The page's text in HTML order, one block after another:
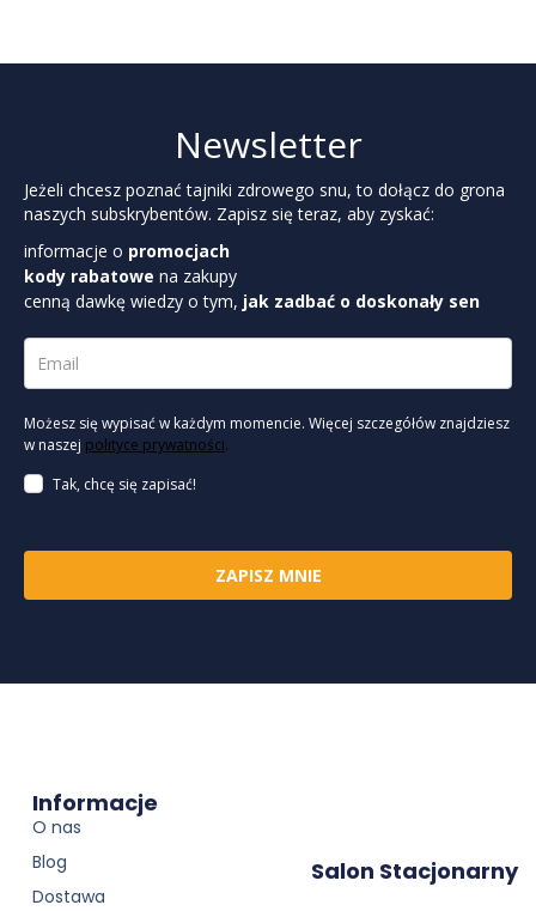
Newsletter
Jeżeli chcesz poznać tajniki zdrowego snu, to dołącz do grona
naszych subskrybentów. Zapisz się teraz, aby zyskać:
informacje o promocjach
kody rabatowe na zakupy
cenną dawkę wiedzy o tym, jak zadbać o doskonały sen
Możesz się wypisać w każdym momencie. Więcej szczegółów znajdziesz
w naszej polityce prywatności.
Tak, chcę się zapisać!
ZAPISZ MNIE
Informacje
O nas
Blog
Dostawa
Salon Stacjonarny